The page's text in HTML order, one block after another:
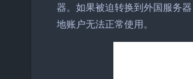
器。如果被迫转换到外国服务
地账户无法正常使用。